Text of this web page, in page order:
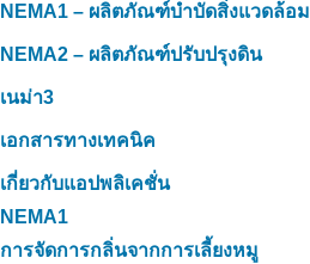
NEMA1 – ผลิตภัณฑ์บำบัดสิ่งแวดล้อม
NEMA2 – ผลิตภัณฑ์ปรับปรุงดิน
เนม่า3
เอกสารทางเทคนิค
เกี่ยวกับแอปพลิเคชั่น
NEMA1
การจัดการกลิ่นจากการเลี้ยงหมู